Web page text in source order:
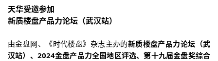
天华受邀参加
新质楼盘产品力论坛（武汉站）
由金盘网、《时代楼盘》杂志主办的新质楼盘产品力论坛（武
汉站）、2024金盘产品力全国地区评选、第十九届金盘奖综合